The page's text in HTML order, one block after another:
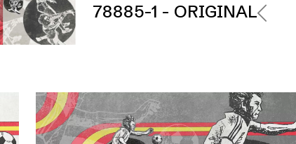
78885-1 - ORIGINAL